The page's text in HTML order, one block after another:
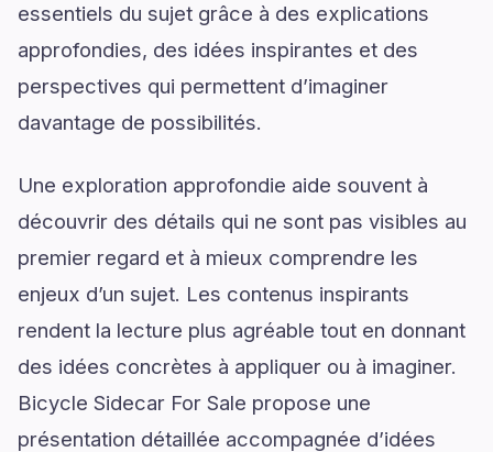
essentiels du sujet grâce à des explications
approfondies, des idées inspirantes et des
perspectives qui permettent d’imaginer
davantage de possibilités.
Une exploration approfondie aide souvent à
découvrir des détails qui ne sont pas visibles au
premier regard et à mieux comprendre les
enjeux d’un sujet. Les contenus inspirants
rendent la lecture plus agréable tout en donnant
des idées concrètes à appliquer ou à imaginer.
Bicycle Sidecar For Sale propose une
présentation détaillée accompagnée d’idées